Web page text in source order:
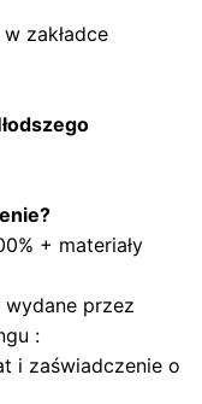
zakładce
+ materiały
przez
:
i zaświadczenie o